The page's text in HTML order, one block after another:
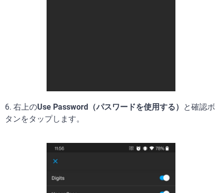
6. 右上のUse Password（パスワードを使用する） と確認ボ
タンをタップします。